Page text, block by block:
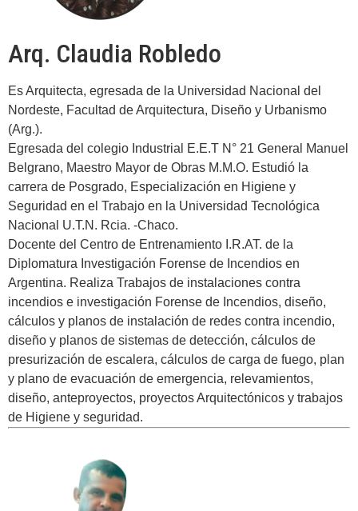
Arq. Claudia Robledo
Es Arquitecta, egresada de la Universidad Nacional del
Nordeste, Facultad de Arquitectura, Diseño y Urbanismo
(Arg.).
Egresada del colegio Industrial E.E.T N° 21 General Manuel
Belgrano, Maestro Mayor de Obras M.M.O. Estudió la
carrera de Posgrado, Especialización en Higiene y
Seguridad en el Trabajo en la Universidad Tecnológica
Nacional U.T.N. Rcia. -Chaco.
Docente del Centro de Entrenamiento I.R.AT. de la
Diplomatura Investigación Forense de Incendios en
Argentina. Realiza Trabajos de instalaciones contra
incendios e investigación Forense de Incendios, diseño,
cálculos y planos de instalación de redes contra incendio,
diseño y planos de sistemas de detección, cálculos de
presurización de escalera, cálculos de carga de fuego, plan
y plano de evacuación de emergencia, relevamientos,
diseño, anteproyectos, proyectos Arquitectónicos y trabajos
de Higiene y seguridad.